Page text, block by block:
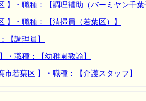
・職種：【調理補助（バーミヤン千葉
・職種：【清掃員（若葉区）】
【調理員】
職種：【幼稚園教諭】
若葉区 】・職種：【介護スタッフ】